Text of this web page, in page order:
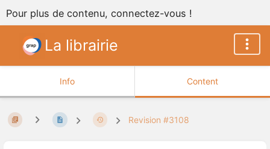
Pour plus de contenu, connectez-vous !
La librairie
Info Content
Revision #3108